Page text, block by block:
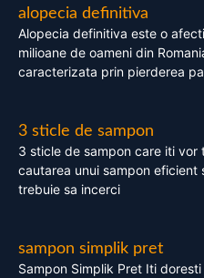
alopecia definitiva
Alopecia definitiva este o
milioane de oameni din
caracterizata prin pierderea
3 sticle de sampon
3 sticle de sampon care iti vor
cautarea unui sampon
trebuie sa incerci
sampon simplik pret
Sampon Simplik Pret Iti